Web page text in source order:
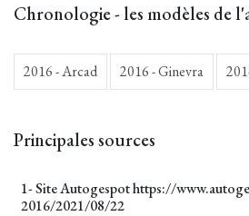
Chronologie - les modèles de
2016 - Arcad 2016 - Ginevra
Principales sources
1- Site Autogespothttps://
2016/2021/08/22